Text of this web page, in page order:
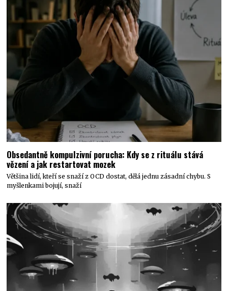
Obsedantně kompulzivní porucha: Kdy se z rituálu stává
vězení a jak restartovat mozek
Většina lidí, kteří se snaží z OCD dostat, dělá jednu zásadní chybu. S
myšlenkami bojují, snaží